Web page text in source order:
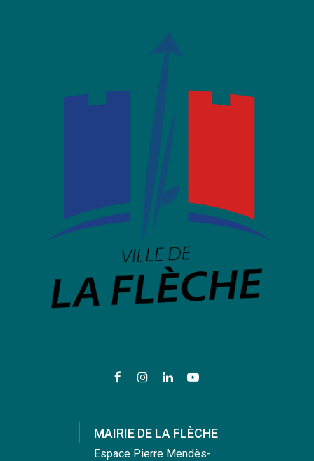
Lien
compte
Lien
compte
Lien
compte
chaîne
MAIRIE DE LA FLÈCHE
Espace Pierre Mendès-